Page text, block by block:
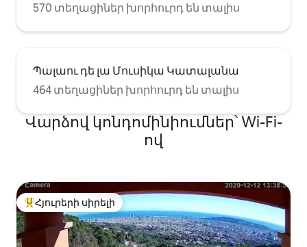
570 տեղացիներ խորհուրդ են տալիս
Պալաու դե լա Մուսիկա Կատալանա
464 տեղացիներ խորհուրդ են տալիս
Վարձով կոնդոմինիումներ՝ Wi-Fi-
ով
Հյուրերի սիրելի լավագույն տները
Հյուրերի սիրելի